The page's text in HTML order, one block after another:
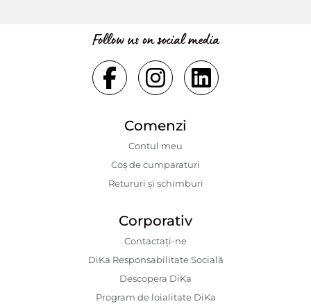
Follow us on social media
Comenzi
Contul meu
Coș de cumparaturi
Retururi și schimburi
Corporativ
Contactaţi-ne
DiKa Responsabilitate Socială
Descopera DiKa
Program de loialitate DiKa